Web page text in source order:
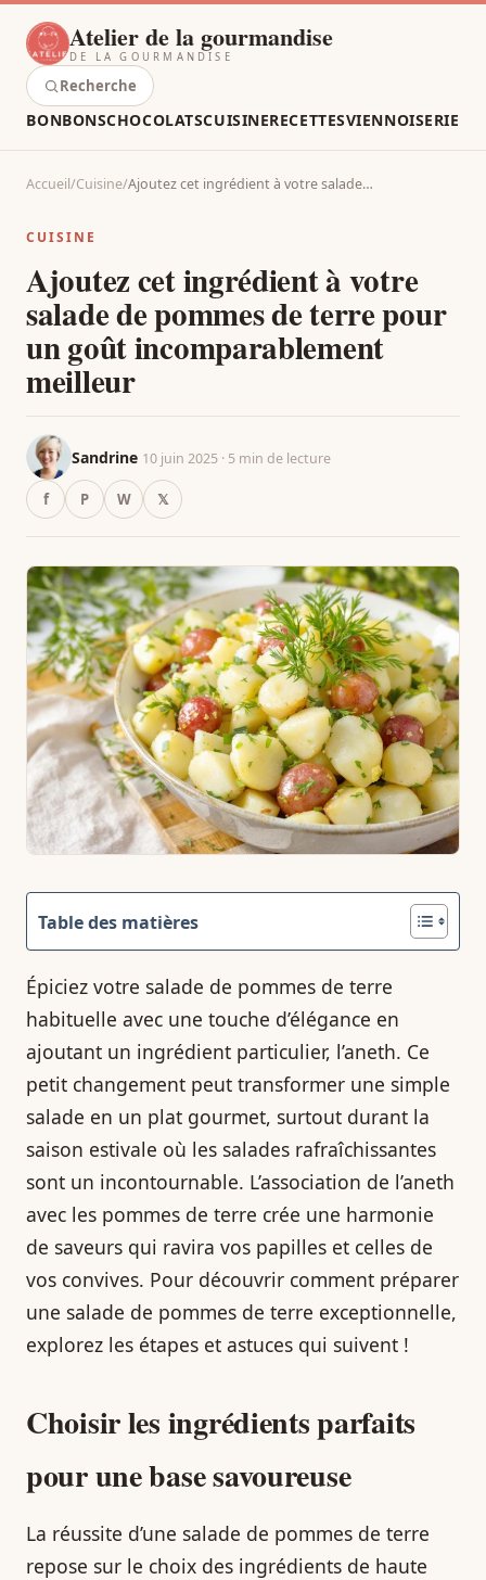
Atelier de la gourmandise
DE LA GOURMANDISE
BONBONSCHOCOLATSCUISINERECETTESVIENNOISERIE
Recherche
Accueil/Cuisine/Ajoutez cet ingrédient à votre salade…
CUISINE
Ajoutez cet ingrédient à votre
salade de pommes de terre pour
un goût incomparablement
meilleur
Sandrine 10 juin 2025 · 5 min de lecture
f P W 𝕏
Table des matières
Épiciez votre salade de pommes de terre
habituelle avec une touche d’élégance en
ajoutant un ingrédient particulier, l’aneth. Ce
petit changement peut transformer une simple
salade en un plat gourmet, surtout durant la
saison estivale où les salades rafraîchissantes
sont un incontournable. L’association de l’aneth
avec les pommes de terre crée une harmonie
de saveurs qui ravira vos papilles et celles de
vos convives. Pour découvrir comment préparer
une salade de pommes de terre exceptionnelle,
explorez les étapes et astuces qui suivent !
Choisir les ingrédients parfaits
pour une base savoureuse
La réussite d’une salade de pommes de terre
repose sur le choix des ingrédients de haute